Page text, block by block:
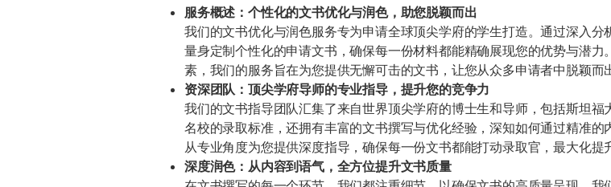
服务概述：个性化的文书优化与润色，助您脱颖而出
我们的文书优化与润色服务专为申请全球顶尖学府的学生打造。通过深入
量身定制个性化的申请文书，确保每一份材料都能精确展现您的优势与潜
素，我们的服务旨在为您提供无懈可击的文书，让您从众多申请者中脱颖而
资深团队：顶尖学府导师的专业指导，提升您的竞争力
我们的文书指导团队汇集了来自世界顶尖学府的博士生和导师，包括斯坦
名校的录取标准，还拥有丰富的文书撰写与优化经验，深知如何通过精准
从专业角度为您提供深度指导，确保每一份文书都能打动录取官，最大化提
深度润色：从内容到语气，全方位提升文书质量